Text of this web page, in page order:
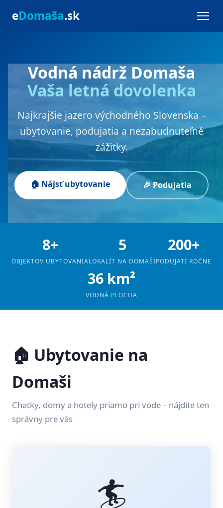
eDomaša.sk
Vodná nádrž Domaša
Vaša letná dovolenka
Najkrajšie jazero východného Slovenska –
ubytovanie, podujatia a nezabudnuteľné
zážitky.
🏠 Nájsť ubytovanie 🎉 Podujatia
8+
OBJEKTOV UBYTOVANIA
5
LOKALÍT NA DOMAŠI
200+
PODUJATÍ ROČNE
36 km²
VODNÁ PLOCHA
🏠 Ubytovanie na
Domaši
Chatky, domy a hotely priamo pri vode – nájdite ten
správny pre vás
🏄